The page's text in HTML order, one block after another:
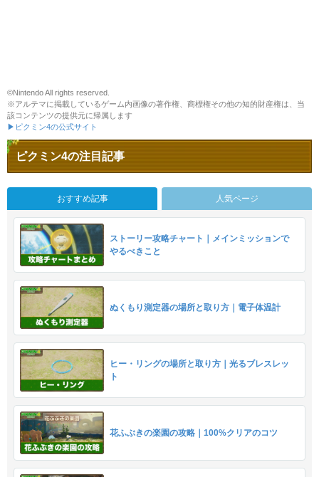
©Nintendo All rights reserved.
※アルテマに掲載しているゲーム内画像の著作権、商標権その他の知的財産権は、当
該コンテンツの提供元に帰属します
▶ピクミン4の公式サイト
ピクミン4の注目記事
おすすめ記事 人気ページ
ストーリー攻略チャート｜メインミッションで
やるべきこと
ぬくもり測定器の場所と取り方｜電子体温計
ヒー・リングの場所と取り方｜光るブレスレッ
ト
花ふぶきの楽園の攻略｜100%クリアのコツ